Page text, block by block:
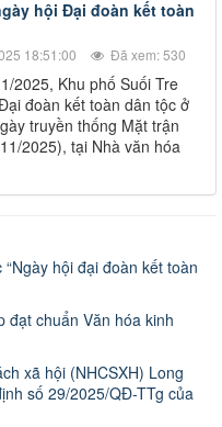
hội Đại đoàn kết toàn
18:51:00 Đã xem: 530
2025, Khu phố Suối Tre
đoàn kết toàn dân tộc ở
truyền thống Mặt trận
2025), tại Nhà văn hóa
hội đại đoàn kết toàn
đạt chuẩn Văn hóa kinh
xã hội (NHCSXH) Long
số 29/2025/QĐ-TTg của